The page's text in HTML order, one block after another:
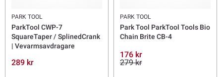
PARK TOOL
ParkTool CWP-7
SquareTaper / SplinedCrank
| Vevarmsavdragare
289 kr
PARK TOOL
Park Tool ParkTool Tools Bio
Chain Brite CB-4
176 kr
279 kr